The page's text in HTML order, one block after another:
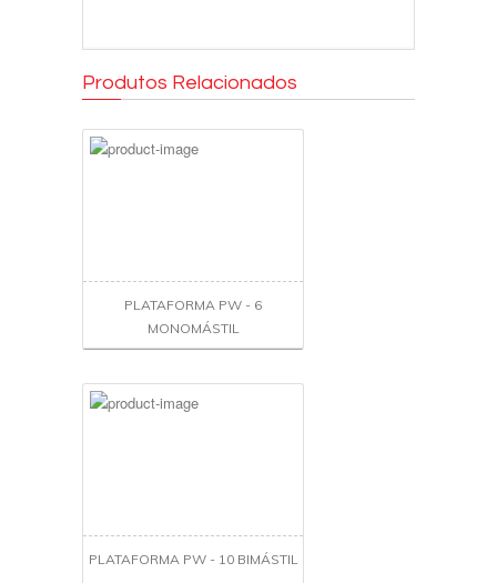
Produtos Relacionados
PLATAFORMA PW - 6
MONOMÁSTIL
PLATAFORMA PW - 10 BIMÁSTIL